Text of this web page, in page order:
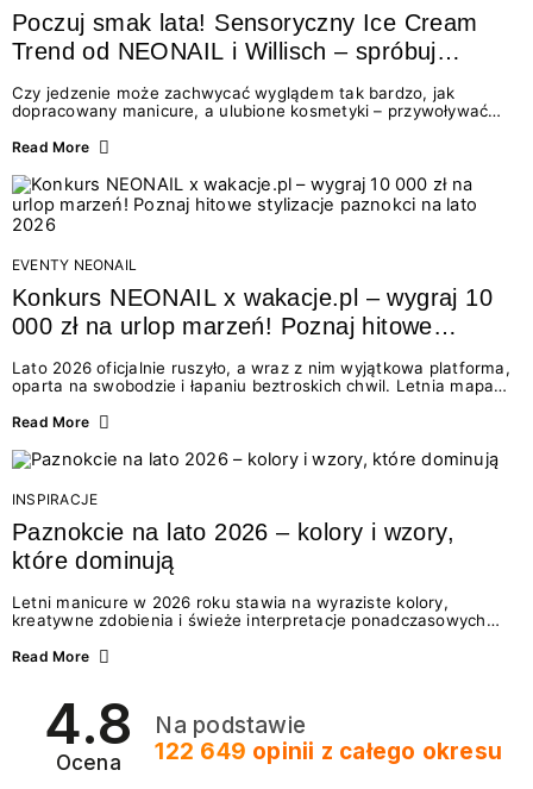
Poczuj smak lata! Sensoryczny Ice Cream
Trend od NEONAIL i Willisch – spróbuj
nowych lodów i odbierz prezent!
Czy jedzenie może zachwycać wyglądem tak bardzo, jak
dopracowany manicure, a ulubione kosmetyki – przywoływać
świata beauty i oszałamiających deserów to coś więcej niż
zmysłami: przez soczysty kolor, aksamitną teksturę,
orzeźwiający zapach i słodki akcent na podniebieniu. Tego lata
NEONAIL łączy siły z marką Willisch, tworząc unikalny projekt
na styku jedzenia i piękna....
Read More
EVENTY NEONAIL
Konkurs NEONAIL x wakacje.pl – wygraj 10
000 zł na urlop marzeń! Poznaj hitowe
Lato 2026 oficjalnie ruszyło, a wraz z nim wyjątkowa platforma,
oparta na swobodzie i łapaniu beztroskich chwil. Letnia mapa
doświadczenia wakacji – od spontanicznych wyjazdów, przez
Motywem przewodnim jest eksplorowanie i kolekcjonowanie
letnich momentów. Z tej okazji przygotowaliśmy coś absolutnie
wyjątkowego: wielki konkurs z wakacje.pl oraz dawkę
najgorętszych trendów w...
Read More
INSPIRACJE
Paznokcie na lato 2026 – kolory i wzory,
które dominują
Letni manicure w 2026 roku stawia na wyraziste kolory,
kreatywne zdobienia i świeże interpretacje ponadczasowych
zarówno energetycznych odcieni inspirowanych wakacjami, jak
2026? Znajdź inspirację dla swojego manicure!
Read More
4.8
Ocena
Na podstawie
122 649 opinii z całego okresu